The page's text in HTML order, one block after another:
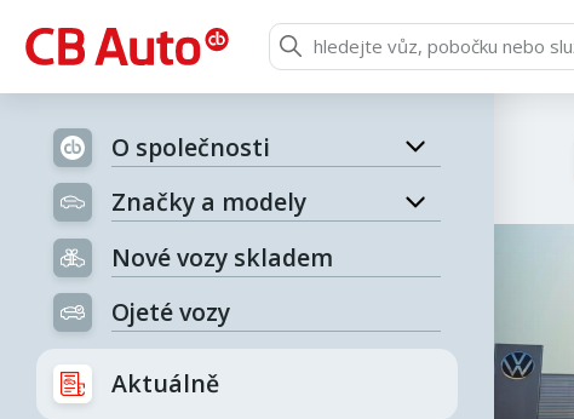
O společnosti
Značky a modely
Nové vozy skladem
Ojeté vozy
Aktuálně